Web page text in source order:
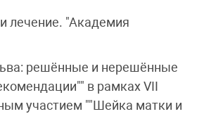
лечение. "Академия
решённые и нерешённые
в рамках VII
участием ""Шейка матки и